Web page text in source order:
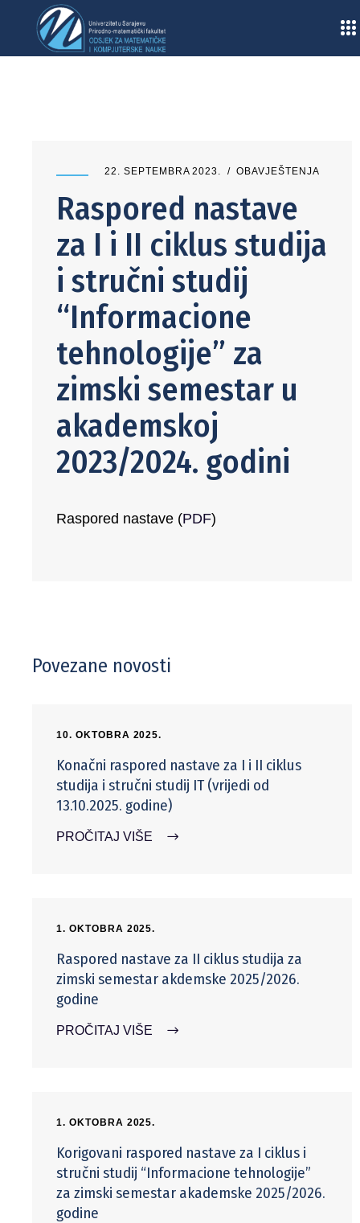
22. SEPTEMBRA 2023. OBAVJEŠTENJA
Raspored nastave
za I i II ciklus studija
i stručni studij
“Informacione
tehnologije” za
zimski semestar u
akademskoj
2023/2024. godini
Raspored nastave (PDF)
Povezane novosti
10. OKTOBRA 2025.
Konačni raspored nastave za I i II ciklus
studija i stručni studij IT (vrijedi od
13.10.2025. godine)
PROČITAJ VIŠE
1. OKTOBRA 2025.
Raspored nastave za II ciklus studija za
zimski semestar akdemske 2025/2026.
godine
PROČITAJ VIŠE
1. OKTOBRA 2025.
Korigovani raspored nastave za I ciklus i
stručni studij “Informacione tehnologije”
za zimski semestar akademske 2025/2026.
godine